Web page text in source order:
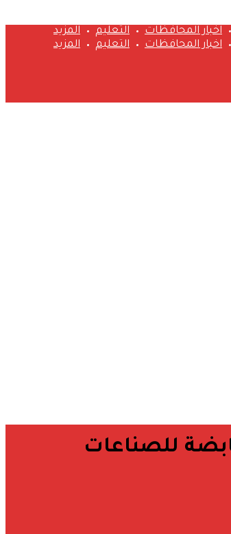
اخبار المحافظات التعليم
المزيد
اخبار المحافظات التعليم المزيد
للصناعات